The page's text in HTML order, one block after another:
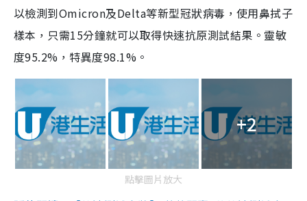
以檢測到Omicron及Delta等新型冠狀病毒，使用鼻拭子
樣本，只需15分鐘就可以取得快速抗原測試結果。靈敏
度95.2%，特異度98.1%。
+2
點擊圖片放大